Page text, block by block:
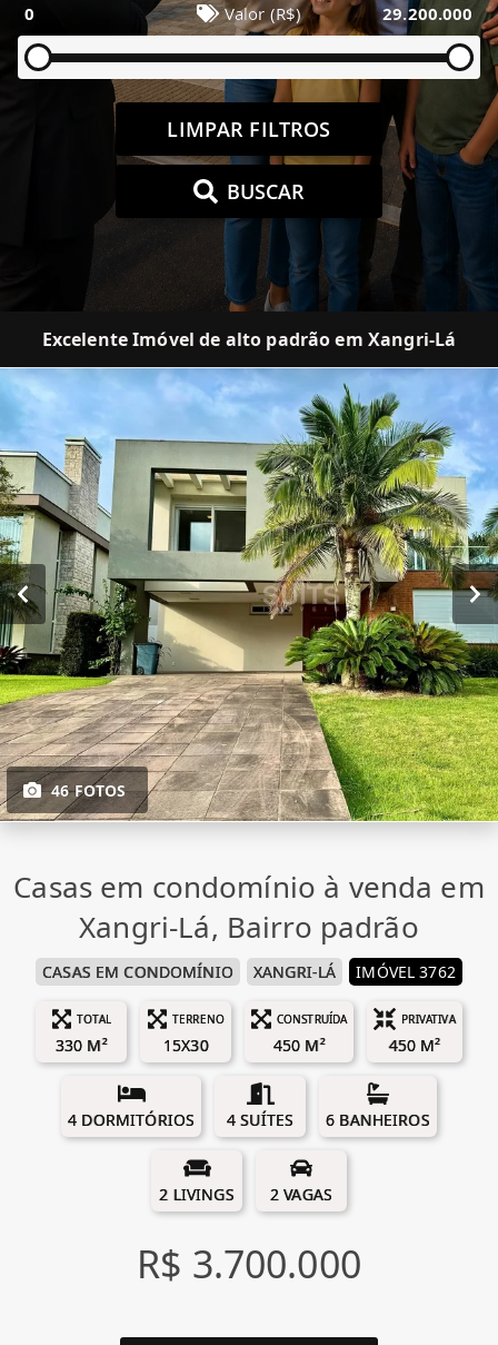
0 Valor (R$) 29.200.000
LIMPAR FILTROS
BUSCAR
Excelente Imóvel de alto padrão em Xangri-Lá
46 FOTOS
Casas em condomínio à venda em
Xangri-Lá, Bairro padrão
CASAS EM CONDOMÍNIO XANGRI-LÁ IMÓVEL 3762
TOTAL
330 M²
TERRENO
15X30
CONSTRUÍDA
450 M²
PRIVATIVA
450 M²
4 DORMITÓRIOS 4 SUÍTES 6 BANHEIROS
2 LIVINGS 2 VAGAS
R$ 3.700.000